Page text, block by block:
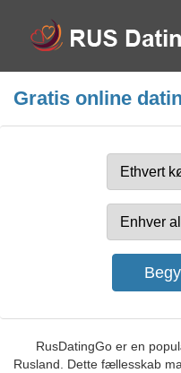
Gratis online
RusDatingGo er en
Rusland. Dette fællesskab